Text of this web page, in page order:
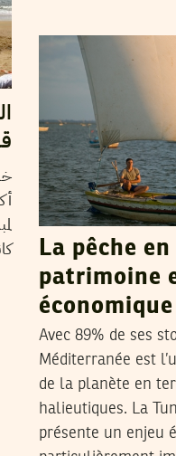
La pêche
patrimoine
Avec 89% de ses
Méditerranée est
de la planète en
halieutiques. La
présente un enjeu